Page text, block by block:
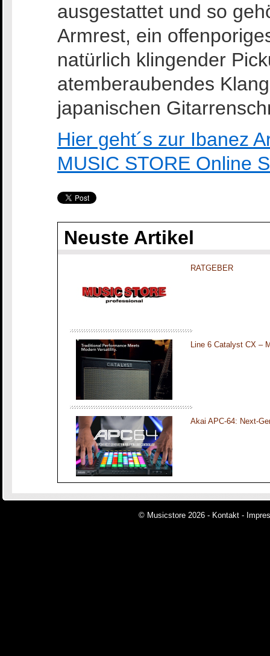
ausgestattet und so
Armrest, ein
natürlich klingender
atemberaubendes
japanischen
Hier geht´s zur Ibanez
MUSIC STORE Online
Neuste Artikel
RATGEBER
Line 6 Catalyst CX –
Akai APC-64: Next-
© Musicstore 2026 - Kontakt -